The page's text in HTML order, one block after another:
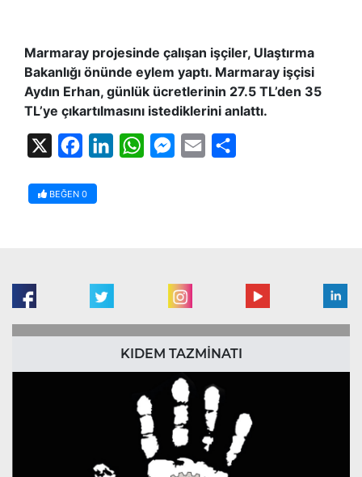
Marmaray projesinde çalışan işçiler, Ulaştırma
Bakanlığı önünde eylem yaptı. Marmaray işçisi
Aydın Erhan, günlük ücretlerinin 27.5 TL’den 35
TL’ye çıkartılmasını istediklerini anlattı.
FacebookLinkedInWhatsAppMessenger
Email
BEĞEN 0
KIDEM TAZMİNATI